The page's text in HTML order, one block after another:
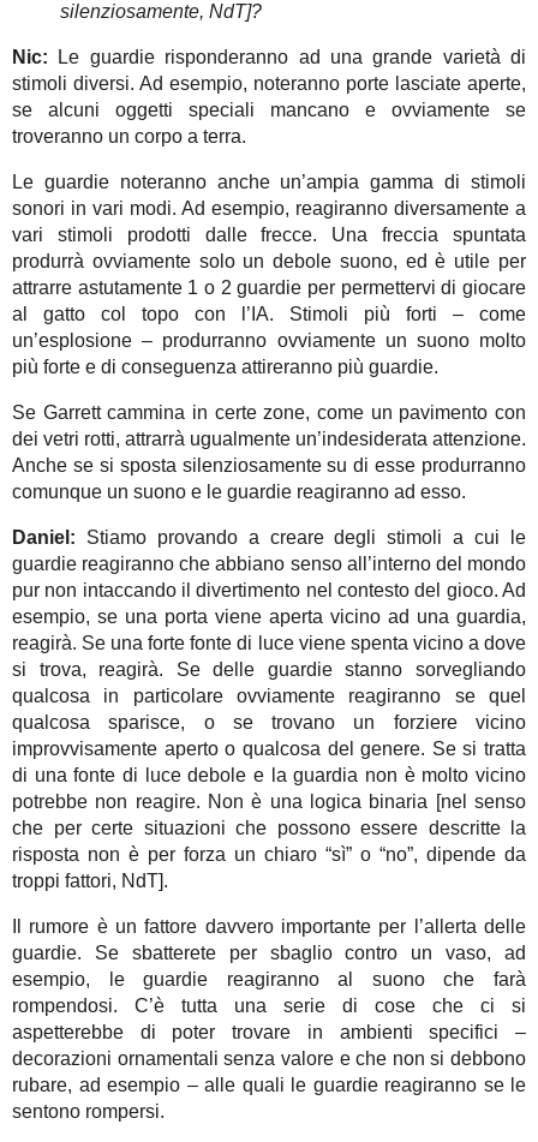
silenziosamente, NdT]?
Nic: Le guardie risponderanno ad una grande varietà di
stimoli diversi. Ad esempio, noteranno porte lasciate aperte,
se alcuni oggetti speciali mancano e ovviamente se
troveranno un corpo a terra.
Le guardie noteranno anche un’ampia gamma di stimoli
sonori in vari modi. Ad esempio, reagiranno diversamente a
vari stimoli prodotti dalle frecce. Una freccia spuntata
produrrà ovviamente solo un debole suono, ed è utile per
attrarre astutamente 1 o 2 guardie per permettervi di giocare
al gatto col topo con l’IA. Stimoli più forti – come
un’esplosione – produrranno ovviamente un suono molto
più forte e di conseguenza attireranno più guardie.
Se Garrett cammina in certe zone, come un pavimento con
dei vetri rotti, attrarrà ugualmente un’indesiderata attenzione.
Anche se si sposta silenziosamente su di esse produrranno
comunque un suono e le guardie reagiranno ad esso.
Daniel: Stiamo provando a creare degli stimoli a cui le
guardie reagiranno che abbiano senso all’interno del mondo
pur non intaccando il divertimento nel contesto del gioco. Ad
esempio, se una porta viene aperta vicino ad una guardia,
reagirà. Se una forte fonte di luce viene spenta vicino a dove
si trova, reagirà. Se delle guardie stanno sorvegliando
qualcosa in particolare ovviamente reagiranno se quel
qualcosa sparisce, o se trovano un forziere vicino
improvvisamente aperto o qualcosa del genere. Se si tratta
di una fonte di luce debole e la guardia non è molto vicino
potrebbe non reagire. Non è una logica binaria [nel senso
che per certe situazioni che possono essere descritte la
risposta non è per forza un chiaro “sì” o “no”, dipende da
troppi fattori, NdT].
Il rumore è un fattore davvero importante per l’allerta delle
guardie. Se sbatterete per sbaglio contro un vaso, ad
esempio, le guardie reagiranno al suono che farà
rompendosi. C’è tutta una serie di cose che ci si
aspetterebbe di poter trovare in ambienti specifici –
decorazioni ornamentali senza valore e che non si debbono
rubare, ad esempio – alle quali le guardie reagiranno se le
sentono rompersi.